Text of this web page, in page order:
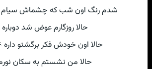
شدم رنگ اون شب که چشماش سیام
حالا روزگارم عوض شد دوباره
حالا اون خودش فکر برگشتو
حالا من نشستم به سکان